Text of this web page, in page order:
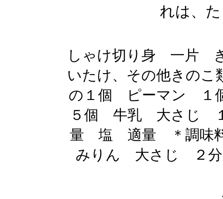
れは、
しゃけ切り身 一片
いたけ、その他きの
の１個 ピーマン
５個 牛乳 大さじ
量 塩 適量 ＊調味
みりん 大さじ ２